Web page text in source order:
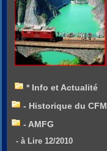
* Info et Actualité
- Historique du CFM
- AMFG
- à Lire 12/2010